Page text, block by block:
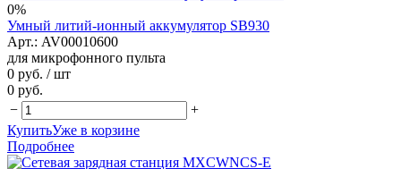
0%
Умный литий-ионный аккумулятор SB930
Арт.: AV00010600
для микрофонного пульта
0 руб. / шт
0 руб.
−
+
КупитьУже в корзине
Подробнее